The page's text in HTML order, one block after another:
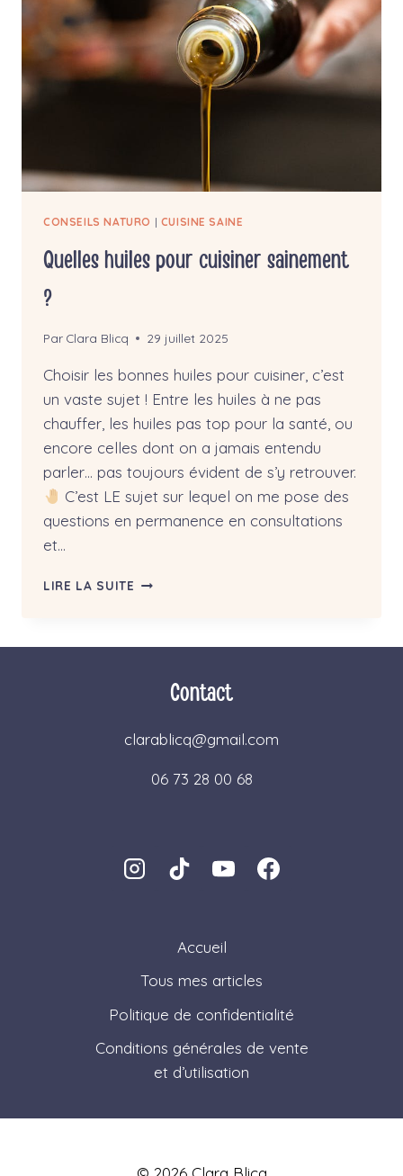
À
ÉVITER
OU
PAS
CONSEILS NATURO | CUISINE SAINE
Quelles huiles pour cuisiner sainement
?
Par Clara Blicq 29 juillet 2025
Choisir les bonnes huiles pour cuisiner, c’est
un vaste sujet ! Entre les huiles à ne pas
chauffer, les huiles pas top pour la santé, ou
encore celles dont on a jamais entendu
parler… pas toujours évident de s’y retrouver.
C’est LE sujet sur lequel on me pose des
questions en permanence en consultations
et…
LIRE LA SUITE QUELLES
Contact
clarablicq@gmail.com
06 73 28 00 68
Accueil
Tous mes articles
Politique de confidentialité
Conditions générales de vente
et d’utilisation